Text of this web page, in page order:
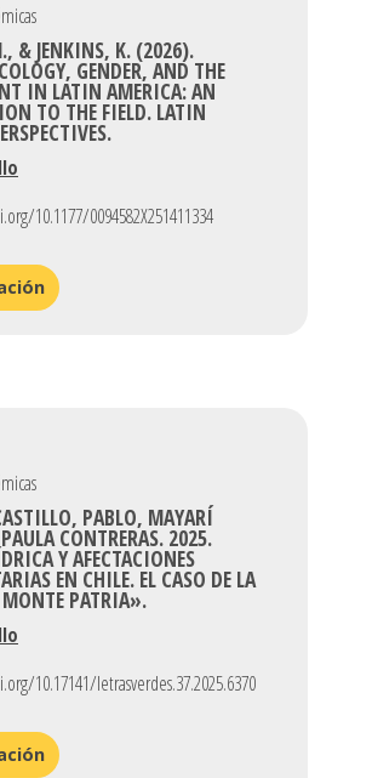
& JENKINS, K. (2026).
GENDER, AND THE
IN LATIN AMERICA: AN
TO THE FIELD. LATIN
10.1177/0094582X251411334
PABLO, MAYARÍ
CONTRERAS. 2025.
Y AFECTACIONES
EN CHILE. EL CASO DE LA
PATRIA».
10.17141/letrasverdes.37.2025.6370